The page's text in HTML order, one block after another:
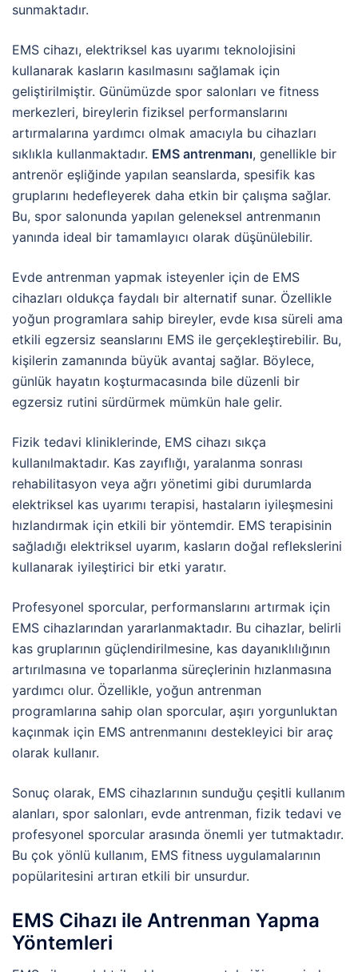
sunmaktadır.
EMS cihazı, elektriksel kas uyarımı teknolojisini
kullanarak kasların kasılmasını sağlamak için
geliştirilmiştir. Günümüzde spor salonları ve fitness
merkezleri, bireylerin fiziksel performanslarını
artırmalarına yardımcı olmak amacıyla bu cihazları
sıklıkla kullanmaktadır. EMS antrenmanı, genellikle bir
antrenör eşliğinde yapılan seanslarda, spesifik kas
gruplarını hedefleyerek daha etkin bir çalışma sağlar.
Bu, spor salonunda yapılan geleneksel antrenmanın
yanında ideal bir tamamlayıcı olarak düşünülebilir.
Evde antrenman yapmak isteyenler için de EMS
cihazları oldukça faydalı bir alternatif sunar. Özellikle
yoğun programlara sahip bireyler, evde kısa süreli ama
etkili egzersiz seanslarını EMS ile gerçekleştirebilir. Bu,
kişilerin zamanında büyük avantaj sağlar. Böylece,
günlük hayatın koşturmacasında bile düzenli bir
egzersiz rutini sürdürmek mümkün hale gelir.
Fizik tedavi kliniklerinde, EMS cihazı sıkça
kullanılmaktadır. Kas zayıflığı, yaralanma sonrası
rehabilitasyon veya ağrı yönetimi gibi durumlarda
elektriksel kas uyarımı terapisi, hastaların iyileşmesini
hızlandırmak için etkili bir yöntemdir. EMS terapisinin
sağladığı elektriksel uyarım, kasların doğal reflekslerini
kullanarak iyileştirici bir etki yaratır.
Profesyonel sporcular, performanslarını artırmak için
EMS cihazlarından yararlanmaktadır. Bu cihazlar, belirli
kas gruplarının güçlendirilmesine, kas dayanıklılığının
artırılmasına ve toparlanma süreçlerinin hızlanmasına
yardımcı olur. Özellikle, yoğun antrenman
programlarına sahip olan sporcular, aşırı yorgunluktan
kaçınmak için EMS antrenmanını destekleyici bir araç
olarak kullanır.
Sonuç olarak, EMS cihazlarının sunduğu çeşitli kullanım
alanları, spor salonları, evde antrenman, fizik tedavi ve
profesyonel sporcular arasında önemli yer tutmaktadır.
Bu çok yönlü kullanım, EMS fitness uygulamalarının
popülaritesini artıran etkili bir unsurdur.
EMS Cihazı ile Antrenman Yapma
Yöntemleri